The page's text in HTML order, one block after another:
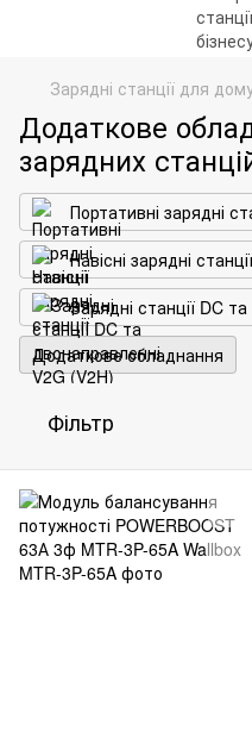
Зарядні станції для
Додаткове
зарядних
Портативні зарядні
Навісні зарядні станції
Зарядні станції DC
Додаткове обладнання
Фільтр